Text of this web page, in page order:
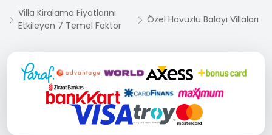
Villa Kiralama Fiyatlarını
Etkileyen 7 Temel Faktör
Özel Havuzlu Balayı Villaları